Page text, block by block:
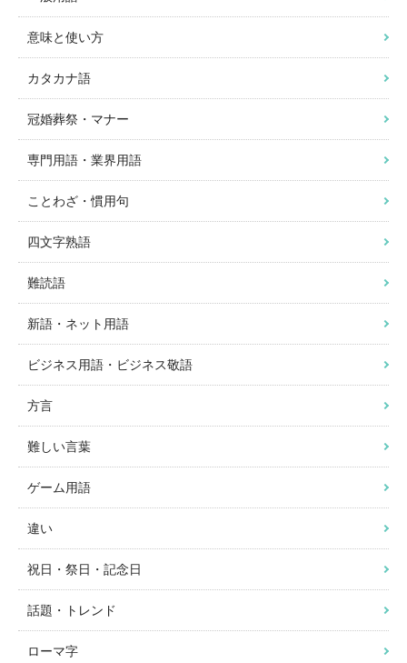
意味と使い方
カタカナ語
冠婚葬祭・マナー
専門用語・業界用語
ことわざ・慣用句
四文字熟語
難読語
新語・ネット用語
ビジネス用語・ビジネス敬語
方言
難しい言葉
ゲーム用語
違い
祝日・祭日・記念日
話題・トレンド
ローマ字